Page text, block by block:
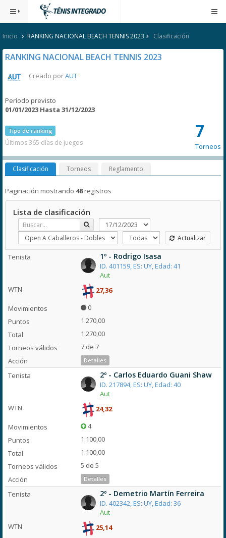
Inicio RANKING NACIONAL BEACH TENNIS 2023 Clasificación
RANKING NACIONAL BEACH TENNIS 2023
Creado porAUT
Período previsto
01/01/2023 Hasta 31/12/2023
Tipo de ranking
Últimos 365 días de juegos
7
Torneos
Clasificación Torneos Reglamento
Paginación mostrando 48registros
Lista de clasificación
Actualizar
1º - Rodrigo Isasa
ID. 401159, ES: UY, Edad: 41
Aut
27,36
0
1.270,00
1.270,00
7 de 7
Detalles
2º - Carlos Eduardo Guani Shaw
ID. 217894, ES: UY, Edad: 40
Aut
24,32
4
1.100,00
1.100,00
5 de 5
Detalles
2º - Demetrio Martín Ferreira
ID. 402342, ES: UY, Edad: 36
Aut
25,14